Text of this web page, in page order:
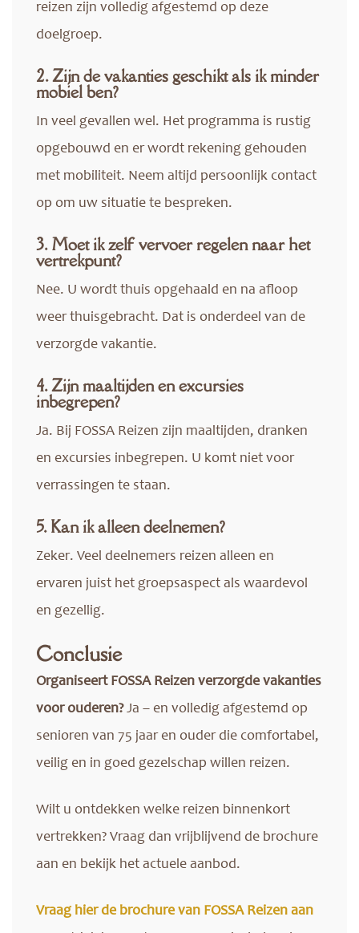
reizen zijn volledig afgestemd op deze
doelgroep.
2. Zijn de vakanties geschikt als ik minder
mobiel ben?
In veel gevallen wel. Het programma is rustig
opgebouwd en er wordt rekening gehouden
met mobiliteit. Neem altijd persoonlijk contact
op om uw situatie te bespreken.
3. Moet ik zelf vervoer regelen naar het
vertrekpunt?
Nee. U wordt thuis opgehaald en na afloop
weer thuisgebracht. Dat is onderdeel van de
verzorgde vakantie.
4. Zijn maaltijden en excursies
inbegrepen?
Ja. Bij FOSSA Reizen zijn maaltijden, dranken
en excursies inbegrepen. U komt niet voor
verrassingen te staan.
5. Kan ik alleen deelnemen?
Zeker. Veel deelnemers reizen alleen en
ervaren juist het groepsaspect als waardevol
en gezellig.
Conclusie
Organiseert FOSSA Reizen verzorgde vakanties
voor ouderen?Ja – en volledig afgestemd op
senioren van 75 jaar en ouder die comfortabel,
veilig en in goed gezelschap willen reizen.
Wilt u ontdekken welke reizen binnenkort
vertrekken? Vraag dan vrijblijvend de brochure
aan en bekijk het actuele aanbod.
Vraag hier de brochure van FOSSA Reizen aan